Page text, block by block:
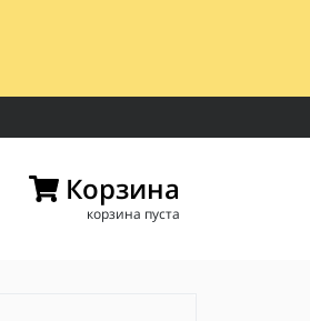
Корзина
корзина пуста